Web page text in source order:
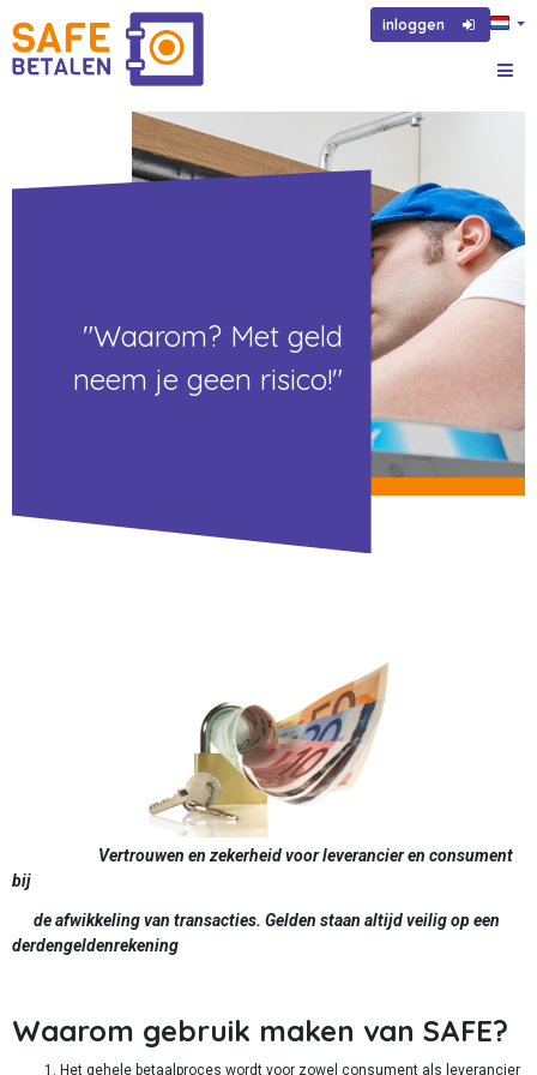
inloggen
"Waarom? Met geld
neem je geen risico!"
Vertrouwen en zekerheid voor leverancier en consument
bij
de afwikkeling van transacties. Gelden staan altijd veilig op een
derdengeldenrekening
Waarom gebruik maken van SAFE?
Het gehele betaalproces wordt voor zowel consument als leverancier